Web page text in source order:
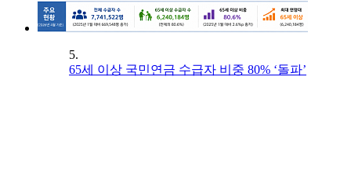
5.
65세 이상 국민연금 수급자 비중 80% ‘돌파’